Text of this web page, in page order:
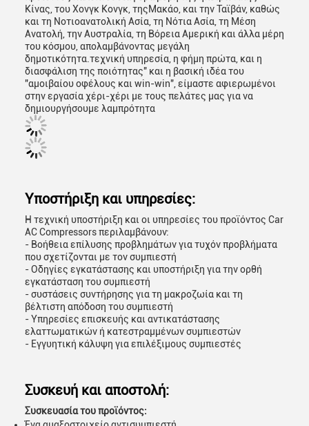
Κίνας, του Χονγκ Κονγκ, τηςΜακάο, και την Ταϊβάν, καθώς
και τη Νοτιοανατολική Ασία, τη Νότια Ασία, τη Μέση
Ανατολή, την Αυστραλία, τη Βόρεια Αμερική και άλλα μέρη
του κόσμου, απολαμβάνοντας μεγάλη
δημοτικότητα.τεχνική υπηρεσία, η φήμη πρώτα, και η
διασφάλιση της ποιότητας" και η βασική ιδέα του
"αμοιβαίου οφέλους και win-win", είμαστε αφιερωμένοι
στην εργασία χέρι-χέρι με τους πελάτες μας για να
δημιουργήσουμε λαμπρότητα
Υποστήριξη και υπηρεσίες:
Η τεχνική υποστήριξη και οι υπηρεσίες του προϊόντος Car
AC Compressors περιλαμβάνουν:
- Βοήθεια επίλυσης προβλημάτων για τυχόν προβλήματα
που σχετίζονται με τον συμπιεστή
- Οδηγίες εγκατάστασης και υποστήριξη για την ορθή
εγκατάσταση του συμπιεστή
- συστάσεις συντήρησης για τη μακροζωία και τη
βέλτιστη απόδοση του συμπιεστή
- Υπηρεσίες επισκευής και αντικατάστασης
ελαττωματικών ή κατεστραμμένων συμπιεστών
- Εγγυητική κάλυψη για επιλέξιμους συμπιεστές
Συσκευή και αποστολή:
Συσκευασία του προϊόντος: